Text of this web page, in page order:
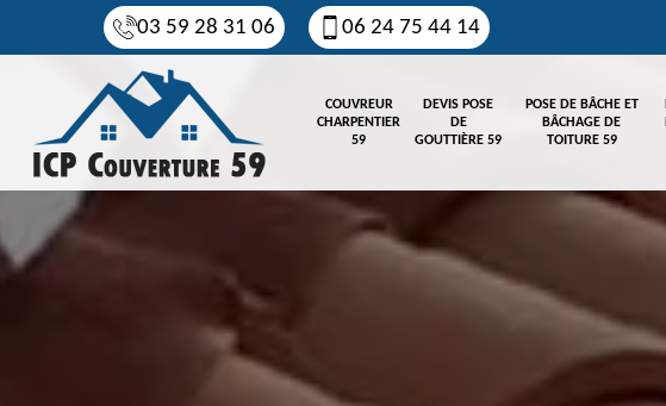
03 59 28 31 06 06 24 75 44 14
COUVREUR
CHARPENTIER
59
DEVIS POSE
DE
GOUTTIÈRE 59
POSE DE BÂCHE ET
BÂCHAGE DE
TOITURE 59